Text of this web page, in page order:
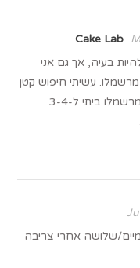
Cake Lab
בעיה, אך גם אני
עשיתי חיפוש קטן
וקראתי שאפשר להקפיא מרשמלו ביתי ל-3-4
שלושה אחרי צריבה